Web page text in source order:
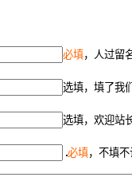
必填，人过留
选填，填了我
选填，欢迎站
必填，不填